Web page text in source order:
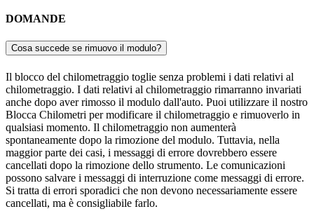
DOMANDE
Cosa succede se rimuovo il modulo?
Il blocco del chilometraggio toglie senza problemi i dati relativi al
chilometraggio. I dati relativi al chilometraggio rimarranno invariati
anche dopo aver rimosso il modulo dall'auto. Puoi utilizzare il nostro
Blocca Chilometri per modificare il chilometraggio e rimuoverlo in
qualsiasi momento. Il chilometraggio non aumenterà
spontaneamente dopo la rimozione del modulo. Tuttavia, nella
maggior parte dei casi, i messaggi di errore dovrebbero essere
cancellati dopo la rimozione dello strumento. Le comunicazioni
possono salvare i messaggi di interruzione come messaggi di errore.
Si tratta di errori sporadici che non devono necessariamente essere
cancellati, ma è consigliabile farlo.